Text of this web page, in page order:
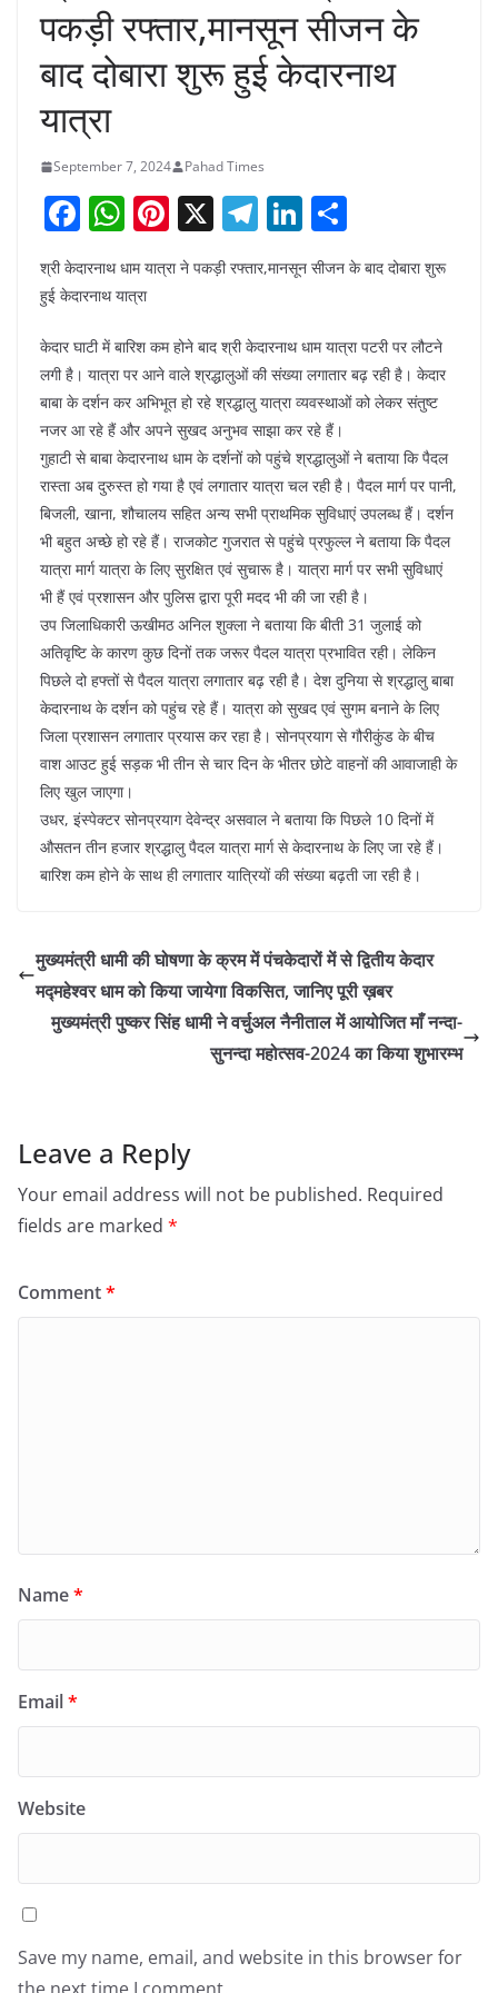
पकड़ी रफ्तार,मानसून सीजन के
बाद दोबारा शुरू हुई केदारनाथ
यात्रा
September 7, 2024 Pahad Times
F
c
b
o
o
k
W
at
s
A
p
p
Pi
nt
er
st
X T
e
a
m
Li
n
k
dI
n
h
ar
श्री केदारनाथ धाम यात्रा ने पकड़ी रफ्तार,मानसून सीजन के बाद दोबारा शुरू
हुई केदारनाथ यात्रा
केदार घाटी में बारिश कम होने बाद श्री केदारनाथ धाम यात्रा पटरी पर लौटने
लगी है। यात्रा पर आने वाले श्रद्धालुओं की संख्या लगातार बढ़ रही है। केदार
बाबा के दर्शन कर अभिभूत हो रहे श्रद्धालु यात्रा व्यवस्थाओं को लेकर संतुष्ट
नजर आ रहे हैं और अपने सुखद अनुभव साझा कर रहे हैं।
गुहाटी से बाबा केदारनाथ धाम के दर्शनों को पहुंचे श्रद्धालुओं ने बताया कि पैदल
रास्ता अब दुरुस्त हो गया है एवं लगातार यात्रा चल रही है। पैदल मार्ग पर पानी,
बिजली, खाना, शौचालय सहित अन्य सभी प्राथमिक सुविधाएं उपलब्ध हैं। दर्शन
भी बहुत अच्छे हो रहे हैं। राजकोट गुजरात से पहुंचे प्रफुल्ल ने बताया कि पैदल
यात्रा मार्ग यात्रा के लिए सुरक्षित एवं सुचारू है। यात्रा मार्ग पर सभी सुविधाएं
भी हैं एवं प्रशासन और पुलिस द्वारा पूरी मदद भी की जा रही है।
उप जिलाधिकारी ऊखीमठ अनिल शुक्ला ने बताया कि बीती 31 जुलाई को
अतिवृष्टि के कारण कुछ दिनों तक जरूर पैदल यात्रा प्रभावित रही। लेकिन
पिछले दो हफ्तों से पैदल यात्रा लगातार बढ़ रही है। देश दुनिया से श्रद्धालु बाबा
केदारनाथ के दर्शन को पहुंच रहे हैं। यात्रा को सुखद एवं सुगम बनाने के लिए
जिला प्रशासन लगातार प्रयास कर रहा है। सोनप्रयाग से गौरीकुंड के बीच
वाश आउट हुई सड़क भी तीन से चार दिन के भीतर छोटे वाहनों की आवाजाही के
लिए खुल जाएगा।
उधर, इंस्पेक्टर सोनप्रयाग देवेन्द्र असवाल ने बताया कि पिछले 10 दिनों में
औसतन तीन हजार श्रद्धालु पैदल यात्रा मार्ग से केदारनाथ के लिए जा रहे हैं।
बारिश कम होने के साथ ही लगातार यात्रियों की संख्या बढ़ती जा रही है।
मुख्यमंत्री धामी की घोषणा के क्रम में पंचकेदारों में से द्वितीय केदार
मद्महेश्वर धाम को किया जायेगा विकसित, जानिए पूरी ख़बर
मुख्यमंत्री पुष्कर सिंह धामी ने वर्चुअल नैनीताल में आयोजित माँ नन्दा-
सुनन्दा महोत्सव-2024 का किया शुभारम्भ
Leave a Reply
Your email address will not be published. Required
fields are marked *
Comment*
Name*
Email*
Website
Save my name, email, and website in this browser for